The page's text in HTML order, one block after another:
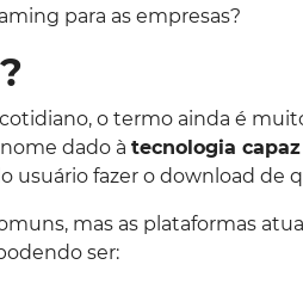
para as empresas?
o termo ainda é
dado à tecnologia
usuário fazer o download de
mas as plataformas
ser: